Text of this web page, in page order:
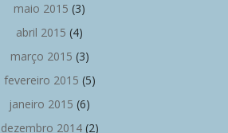
maio 2015 (3)
abril 2015 (4)
março 2015 (3)
fevereiro 2015 (5)
janeiro 2015 (6)
dezembro 2014(2)